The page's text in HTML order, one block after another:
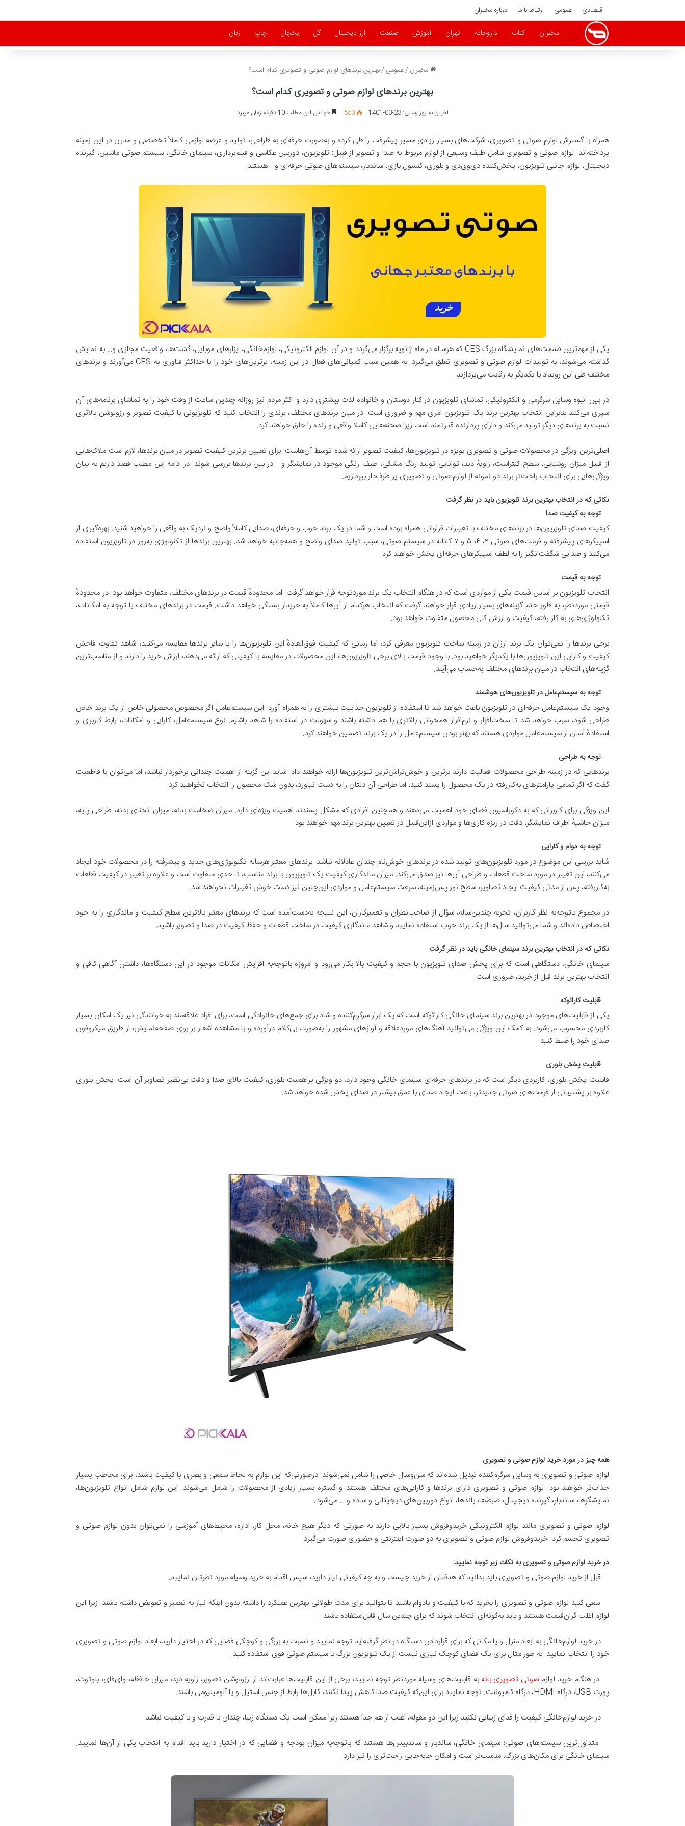
اقتصادی عمومی ارتباط با ما درباره مخبران
مخبران کتاب داروخانه تهران آموزش صنعت ارز دیجیتال گل یخچال چاپ زبان
مخبران /عمومی /بهترین برندهای لوازم صوتی و تصویری کدام است؟
بهترین برندهای لوازم صوتی و تصویری کدام است؟
آخرین به روز رسانی: 23-03-1401 553 خواندن این مطلب 10 دقیقه زمان میبرد
همراه با گسترش لوازم صوتی و تصویری، شرکت‌های بسیار زیادی مسیر پیشرفت را طی کرده و به‌صورت حرفه‌ای به طراحی، تولید و عرضه لوازمی کاملاً تخصصی و مدرن در این زمینه
پرداخته‌اند. لوازم صوتی و تصویری شامل طیف وسیعی از لوازم مربوط به صدا و تصویر از قبیل: تلویزیون، دوربین عکاسی و فیلم‌برداری، سینمای خانگی، سیستم صوتی ماشین، گیرنده
دیجیتال، لوازم جانبی تلویزیون، پخش‌کننده دی‌وی‌دی و بلوری، کنسول بازی، ساندبار، سیستم‌های صوتی حرفه‌ای و… هستند.
یکی از مهم‌ترین قسمت‌های نمایشگاه بزرگ CES که هرساله در ماه ژانویه برگزار می‌گردد و در آن لوازم الکترونیکی، لوازم‌خانگی، ابزارهای موبایل، گشت‌ها، واقعیت مجازی و… به نمایش
گذاشته می‌شوند، به تولیدات لوازم صوتی و تصویری تعلق می‌گیرد. به همین سبب کمپانی‌های فعال در این زمینه، برترین‌های خود را با حداکثر فناوری به CES می‌آورند و برندهای
مختلف طی این رویداد با یکدیگر به رقابت می‌پردازند.
در بین انبوه وسایل سرگرمی و الکترونیکی، تماشای تلویزیون در کنار دوستان و خانواده لذت بیشتری دارد و اکثر مردم نیز روزانه چندین ساعت از وقت خود را به تماشای برنامه‌های آن
سپری می‌کنند بنابراین انتخاب بهترین برند یک تلویزیون امری مهم و ضروری است. در میان برند‌های مختلف، برندی را انتخاب کنید که تلویزیونی با کیفیت تصویر و رزولوشن بالاتری
نسبت به برندهای دیگر تولید می‌کند و دارای پردازنده قدرتمند است زیرا صحنه‌هایی کاملا واقعی و زنده را خلق خواهند کرد.
اصلی‌ترین ویژگی در محصولات صوتی و تصویری بویژه در تلویزیون‌ها، کیفیت تصویر ارائه شده توسط آن‌هاست. برای تعیین برترین کیفیت تصویر در میان برند‌ها، لازم است ملاک‌هایی
از قبیل میزان روشنایی، سطح کنتراست، زاویهٔ دید، توانایی تولید رنگ مشکی، طیف رنگی موجود در نمایشگر و… در بین برند‌ها بررسی شوند. در ادامه این مطلب قصد داریم به بیان
ویژگی‌هایی برای انتخاب راحت‌تر برند دو نمونه از لوازم صوتی و تصویری پر طرف‌دار بپردازیم.
نکاتی که در انتخاب بهترین برند تلویزیون باید در نظر گرفت
توجه به کیفیت صدا
کیفیت صدای تلویزیون‌ها در برندهای مختلف با تغییرات فراوانی همراه بوده است و شما در یک برند خوب و حرفه‌ای، صدایی کاملاً واضح و نزدیک به واقعی را خواهید شنید. بهره‌گیری از
اسپیکرهای پیشرفته و فرمت‌های صوتی ۲، ۴، ۵ و ۷ کاناله در سیستم صوتی، سبب تولید صدای واضح و همه‌جانبه خواهد شد. بهترین برندها از تکنولوژی به‌روز در تلویزیون استفاده
می‌کنند و صدایی شگفت‌انگیز را به لطف اسپیکرهای حرفه‌ای پخش خواهند کرد.
توجه به قیمت
انتخاب تلویزیون بر اساس قیمت یکی از مواردی است که در هنگام انتخاب یک برند موردتوجه قرار خواهد گرفت. اما محدودهٔ قیمت در برندهای مختلف، متفاوت خواهد بود. در محدودهٔ
قیمتی موردنظر، به طور حتم گزینه‌های بسیار زیادی قرار خواهند گرفت که انتخاب هرکدام از آن‌ها کاملاً به خریدار بستگی خواهد داشت. قیمت در برند‌های مختلف با توجه به امکانات،
تکنولوژی‌های به کار رفته، کیفیت و ارزش کلی محصول متفاوت خواهد بود.
برخی برندها را نمی‌توان یک برند ارزان در زمینه ساخت تلویزیون معرفی کرد، اما زمانی که کیفیت فوق‌العادهٔ این تلویزیون‌ها را با سایر برندها مقایسه می‌کنید، شاهد تفاوت فاحش
کیفیت و کارایی این تلویزیون‌ها با یکدیگر خواهید بود. با وجود قیمت بالای برخی تلویزیون‌ها، این محصولات در مقایسه با کیفیتی که ارائه می‌دهند، ارزش خرید را دارند و از مناسب‌ترین
گزینه‌های انتخاب در میان برند‌های مختلف به‌حساب می‌آیند.
توجه به سیستم‌عامل در تلویزیون‌های هوشمند
وجود یک سیستم‌عامل حرفه‌ای در تلویزیون باعث خواهد شد تا استفاده از تلویزیون جذابیت بیشتری را به همراه آورد. این سیستم‌عامل اگر مخصوص محصولی خاص از یک برند خاص
طراحی شود، سبب خواهد شد تا سخت‌افزار و نرم‌افزار همخوانی بالاتری با هم داشته باشند و سهولت در استفاده را شاهد باشیم. نوع سیستم‌عامل، کارایی و امکانات، رابط کاربری و
استفادهٔ آسان از سیستم‌عامل مواردی هستند که بهتر بودن سیستم‌عامل را در یک برند تضمین خواهند کرد.
توجه به طراحی
برندهایی که در زمینه طراحی محصولات فعالیت دارند برترین و خوش‌تراش‌ترین تلویزیون‌ها ارائه خواهند داد. شاید این گزینه از اهمیت چندانی برخوردار نباشد، اما می‌توان با قاطعیت
گفت که اگر تمامی پارامترهای به‌کاررفته در یک محصول را پسند کنید، اما طراحی آن دلتان را به دست نیاورد، بدون شک محصول را انتخاب نخواهید کرد.
این ویژگی برای کاربرانی که به دکوراسیون فضای خود اهمیت می‌دهند و همچنین افرادی که مشکل پسندند اهمیت ویژه‌ای دارد. میزان ضخامت بدنه، میزان انحنای بدنه، طراحی پایه،
میزان حاشیهٔ اطراف نمایشگر، دقت در ریزه کاری‌ها و مواردی ازاین‌قبیل در تعیین بهترین برند مهم خواهند بود.
توجه به دوام و کارایی
شاید بررسی این موضوع در مورد تلویزیون‌های تولید شده در برندهای خوش‌نام چندان عادلانه نباشد. برندهای معتبر هرساله تکنولوژی‌های جدید و پیشرفته را در محصولات خود ایجاد
می‌کنند، این تغییر در مورد ساخت قطعات و طراحی آن‌ها نیز صدق می‌کند. میزان ماندگاری کیفیت یک تلویزیون با برند مناسب، تا حدی متفاوت است و علاوه بر تغییر در کیفیت قطعات
به‌کاررفته، پس از مدتی کیفیت ایجاد تصاویر، سطح نور پس‌زمینه، سرعت سیستم‌عامل و مواردی این‌چنین نیز دست خوش تغییرات نخواهند شد.
در مجموع باتوجه‌به نظر کاربران، تجربه چندین‌ساله، سؤال از صاحب‌نظران و تعمیرکاران، این نتیجه به‌دست‌آمده است که برند‌های معتبر بالاترین سطح کیفیت و ماندگاری را به خود
اختصاص داده‌اند و شما می‌توانید سال‌ها از یک برند خوب استفاده نمایید و شاهد ماندگاری کیفیت در ساخت قطعات و حفظ کیفیت در صدا و تصویر باشید.
نکاتی که در انتخاب بهترین برند سینمای خانگی باید در نظر گرفت
سینمای خانگی، دستگاهی است که برای پخش صدای تلویزیون با حجم و کیفیت بالا بکار می‌رود و امروزه باتوجه‌به افزایش امکانات موجود در این دستگاه‌ها، داشتن آگاهی کافی و
انتخاب بهترین برند قبل از خرید، ضروری است.
قابلیت کارائوکه
یکی از قابلیت‌های موجود در بهترین برند سینمای خانگی کارائوکه است که یک ابزار سرگرم‌کننده و شاد برای جمع‌های خانوادگی است، برای افراد علاقه‌مند به خوانندگی نیز یک امکان بسیار
کاربردی محسوب می‌شود. به کمک این ویژگی می‌توانید آهنگ‌های موردعلاقه و آواز‌های مشهور را به‌صورت بی‌کلام درآورده و با مشاهده اشعار بر روی صفحه‌نمایش، از طریق میکروفون
صدای خود را ضبط کنید.
قابلیت پخش بلوری
قابلیت پخش بلوری، کاربردی دیگر است که در برندهای حرفه‌ای سینمای خانگی وجود دارد، دو ویژگی پراهمیت بلوری، کیفیت بالای صدا و دقت بی‌نظیر تصاویر آن است. پخش بلوری
علاوه بر پشتیبانی از فرمت‌های صوتی جدیدتر، باعث ایجاد صدای با عمق بیشتر در صدای پخش شده خواهد شد.
همه چیز در مورد خرید لوازم صوتی و تصویری
لوازم صوتی و تصویری به وسایل سرگرم‌کننده تبدیل شده‌اند که سن‌وسال خاصی را شامل نمی‌شوند. درصورتی‌که این لوازم به لحاظ سمعی و بصری با کیفیت باشند، برای مخاطب بسیار
جذاب‌تر خواهند بود. لوازم صوتی و تصویری دارای برند‌ها و کارایی‌های مختلف هستند و گستره بسیار زیادی از محصولات را شامل می‌شوند. این لوازم شامل انواع تلویزیون‌ها،
نمایشگرها، ساندبار، گیرنده دیجیتال، ضبط‌ها، باندها، انواع دوربین‌های دیجیتالی و ساده و … می‌شود.
لوازم صوتی و تصویری مانند لوازم الکترونیکی خریدوفروش بسیار بالایی دارند به صورتی که دیگر هیچ خانه، محل کار، اداره، محیط‌های آموزشی را نمی‌توان بدون لوازم صوتی و
تصویری تجسم کرد. خریدوفروش لوازم صوتی و تصویری به دو صورت اینترنتی و حضوری صورت می‌گیرد.
در خرید لوازم صوتی و تصویری به نکات زیر توجه نمایید:
قبل از خرید لوازم صوتی و تصویری باید بدانید که هدفتان از خرید چیست و به چه کیفیتی نیاز دارید، سپس اقدام به خرید وسیله مورد نظرتان نمایید.
سعی کنید لوازم صوتی و تصویری را بخرید که با کیفیت و بادوام باشند تا بتوانید برای مدت طولانی بهترین عملکرد را داشته بدون اینکه نیاز به تعمیر و تعویض داشته باشند. زیرا این
لوازم اغلب گران‌قیمت هستند و باید به‌گونه‌ای انتخاب شوند که برای چندین سال قابل‌استفاده باشند.
در خرید لوازم‌خانگی به ابعاد منزل و یا مکانی که برای قراردادن دستگاه در نظر گرفته‌اید توجه نمایید و نسبت به بزرگی و کوچکی فضایی که در اختیار دارید، ابعاد لوازم صوتی و تصویری
خود را انتخاب نمایید. به طور مثال برای یک فضای کوچک نیازی نیست از یک تلویزیون بزرگ با سیستم صوتی قوی استفاده کنید.
در هنگام خرید لوازمصوتی تصویری بانه به قابلیت‌های وسیله موردنظر توجه نمایید، برخی از این قابلیت‌ها عبارت‌اند از: رزولوشن تصویر، زاویه دید، میزان حافظه، وای‌فای، بلوتوث،
پورت USB، درگاه HDMI، درگاه کامپوننت. توجه نمایید برای این‌که کیفیت صدا کاهش پیدا نکنند، کابل‌ها رابط از جنس استیل و یا آلومینیومی باشند.
در خرید لوازم‌خانگی کیفیت را فدای زیبایی نکنید زیرا این دو مقوله، اغلب از هم جدا هستند زیرا ممکن است یک دستگاه زیبا، چندان با قدرت و با کیفیت نباشد.
متداول‌ترین سیستم‌های صوتی؛ سینمای خانگی، ساندبار و ساندبیس‌ها هستند که باتوجه‌به میزان بودجه و فضایی که در اختیار دارید باید اقدام به انتخاب یکی از آن‌ها نمایید.
سینمای خانگی برای مکان‌های بزرگ، مناسب‌تر است و امکان جابه‌جایی راحت‌تری را نیز دارد.